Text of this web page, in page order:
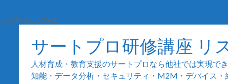
UA-44035539-1
サートプロ研修講座 リ
人材育成・教育支援のサートプロなら他社では実現で
知能・データ分析・セキュリティ・M2M・デバイス